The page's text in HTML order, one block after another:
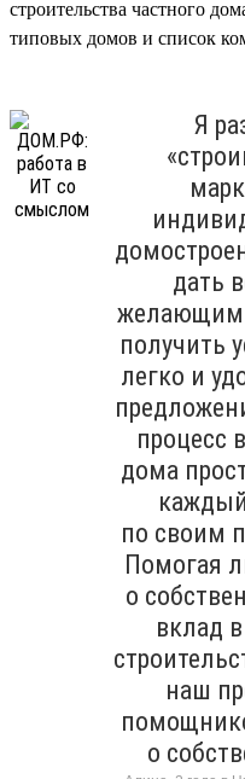
строительства частного
типовых домов и список
Я
дать
желающим
получить
легко и
процесс
дома
по своим
Помогая
о
вклад
наш
о